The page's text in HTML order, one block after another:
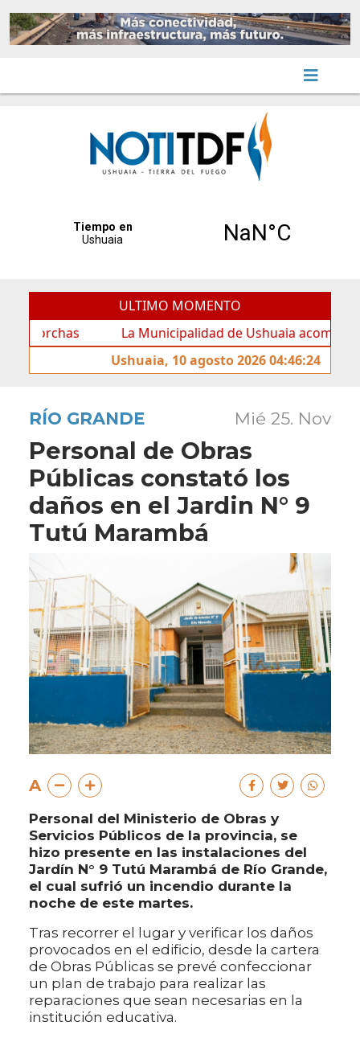
ULTIMO MOMENTO
La Municipalidad de Ushuaia acompañó los
Ushuaia, 10 agosto 2026 04:46:24
RÍO GRANDE Mié 25. Nov
Personal de Obras
Públicas constató los
daños en el Jardin N° 9
Tutú Marambá
A
Personal del Ministerio de Obras y
Servicios Públicos de la provincia, se
hizo presente en las instalaciones del
Jardín N° 9 Tutú Marambá de Río Grande,
el cual sufrió un incendio durante la
noche de este martes.
Tras recorrer el lugar y verificar los daños
provocados en el edificio, desde la cartera
de Obras Públicas se prevé confeccionar
un plan de trabajo para realizar las
reparaciones que sean necesarias en la
institución educativa.